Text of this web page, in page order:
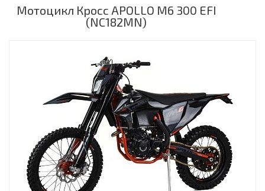
Мотоцикл Кросс APOLLO M6 300 EFI
(NC182MN)